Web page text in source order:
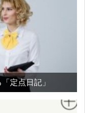
定点日記」